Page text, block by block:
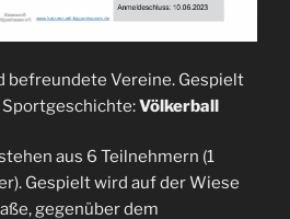
befreundete Vereine. Gespielt
Völkerball
aus 6 Teilnehmern (1
Gespielt wird auf der Wiese
gegenüber dem